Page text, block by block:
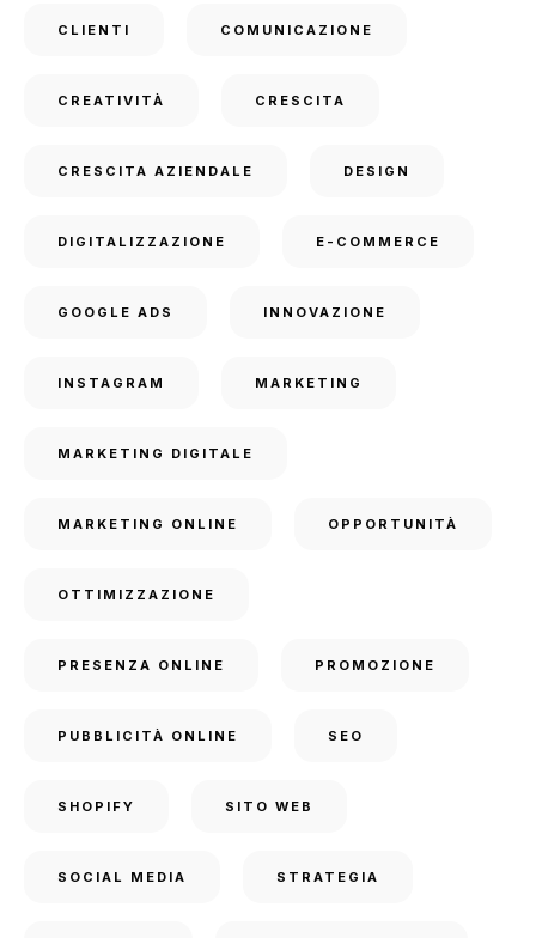
CLIENTI COMUNICAZIONE
CREATIVITÀ CRESCITA
CRESCITA AZIENDALE DESIGN
DIGITALIZZAZIONE E-COMMERCE
GOOGLE ADS INNOVAZIONE
INSTAGRAM MARKETING
MARKETING DIGITALE
MARKETING ONLINE OPPORTUNITÀ
OTTIMIZZAZIONE
PRESENZA ONLINE PROMOZIONE
PUBBLICITÀ ONLINE SEO
SHOPIFY SITO WEB
SOCIAL MEDIA STRATEGIA